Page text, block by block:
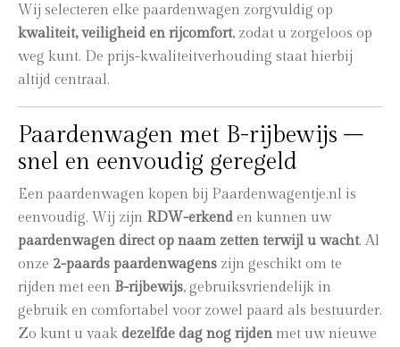
Wij selecteren elke paardenwagen zorgvuldig op
kwaliteit, veiligheid en rijcomfort, zodat u zorgeloos op
weg kunt. De prijs-kwaliteitverhouding staat hierbij
altijd centraal.
Paardenwagen met B-rijbewijs –
snel en eenvoudig geregeld
Een paardenwagen kopen bij Paardenwagentje.nl is
eenvoudig. Wij zijn RDW-erkend en kunnen uw
paardenwagen direct op naam zetten terwijl u wacht. Al
onze 2-paards paardenwagens zijn geschikt om te
rijden met een B-rijbewijs, gebruiksvriendelijk in
gebruik en comfortabel voor zowel paard als bestuurder.
Zo kunt u vaak dezelfde dag nog rijden met uw nieuwe